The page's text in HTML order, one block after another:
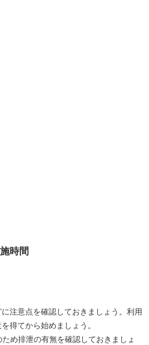
時間
注意点を確認しておきましょう。利用
得てから始めましょう。
め排泄の有無を確認しておきましょ